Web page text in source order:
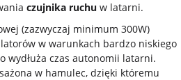
czujnika ruchuw latarni.
(zazwyczaj minimum 300W)
w warunkach bardzo niskiego
wydłuża czas autonomii latarni.
w hamulec, dzięki któremu